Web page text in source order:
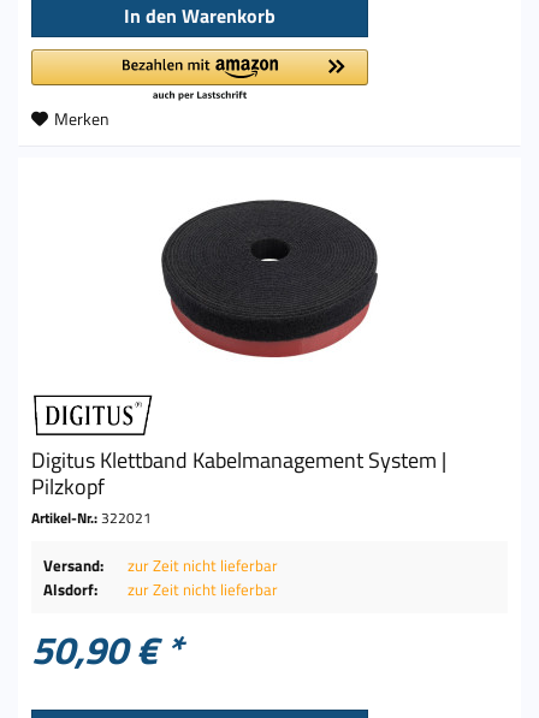
In den Warenkorb
Merken
Digitus Klettband Kabelmanagement System |
Pilzkopf
Artikel-Nr.:322021
Versand:
zur Zeit nicht lieferbar
Alsdorf:
zur Zeit nicht lieferbar
50,90 € *